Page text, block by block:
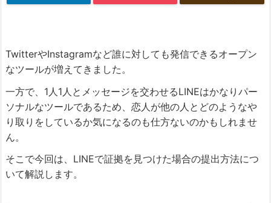
TwitterやInstagramなど誰に対しても発信できるオープン
なツールが増えてきました。
一方で、1人1人とメッセージを交わせるLINEはかなりパー
ソナルなツールであるため、恋人が他の人とどのようなや
り取りをしているか気になるのも仕方ないのかもしれませ
ん。
そこで今回は、LINEで証拠を見つけた場合の提出方法につ
いて解説します。